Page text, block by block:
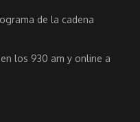
de la cadena
los 930 am y online a